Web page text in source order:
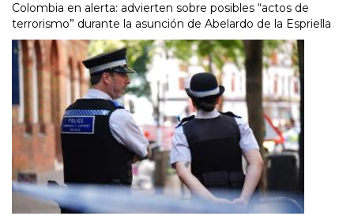
Colombia en alerta: advierten sobre posibles “actos de
terrorismo” durante la asunción de Abelardo de la Espriella